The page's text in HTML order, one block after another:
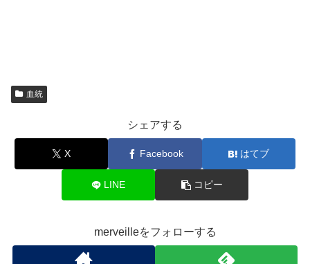
血統
シェアする
X Facebook はてブ
LINE コピー
merveilleをフォローする